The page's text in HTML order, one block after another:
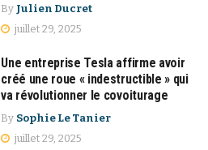
By Julien Ducret
juillet 29, 2025
Une entreprise Tesla affirme avoir
créé une roue « indestructible » qui
va révolutionner le covoiturage
By Sophie Le Tanier
juillet 29, 2025